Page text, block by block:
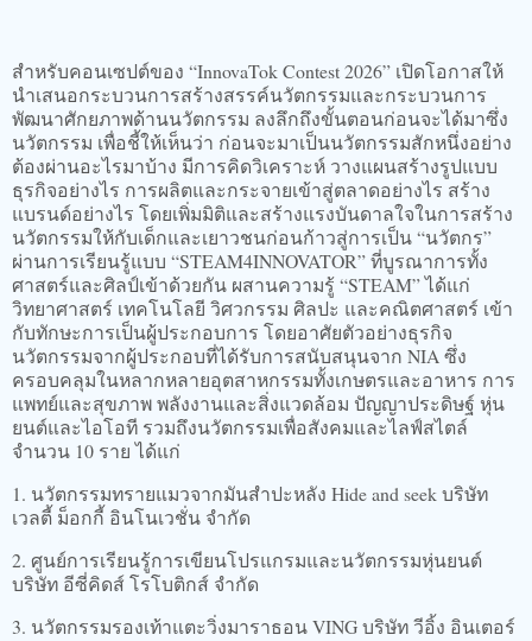
สำหรับคอนเซปต์ของ “InnovaTok Contest 2026” เปิดโอกาสให้
นำเสนอกระบวนการสร้างสรรค์นวัตกรรมและกระบวนการ
พัฒนาศักยภาพด้านนวัตกรรม ลงลึกถึงขั้นตอนก่อนจะได้มาซึ่ง
นวัตกรรม เพื่อชี้ให้เห็นว่า ก่อนจะมาเป็นนวัตกรรมสักหนึ่งอย่าง
ต้องผ่านอะไรมาบ้าง มีการคิดวิเคราะห์ วางแผนสร้างรูปแบบ
ธุรกิจอย่างไร การผลิตและกระจายเข้าสู่ตลาดอย่างไร สร้าง
แบรนด์อย่างไร โดยเพิ่มมิติและสร้างแรงบันดาลใจในการสร้าง
นวัตกรรมให้กับเด็กและเยาวชนก่อนก้าวสู่การเป็น “นวัตกร”
ผ่านการเรียนรู้แบบ “STEAM4INNOVATOR” ที่บูรณาการทั้ง
ศาสตร์และศิลป์เข้าด้วยกัน ผสานความรู้ “STEAM” ได้แก่
วิทยาศาสตร์ เทคโนโลยี วิศวกรรม ศิลปะ และคณิตศาสตร์ เข้า
กับทักษะการเป็นผู้ประกอบการ โดยอาศัยตัวอย่างธุรกิจ
นวัตกรรมจากผู้ประกอบที่ได้รับการสนับสนุนจาก NIA ซึ่ง
ครอบคลุมในหลากหลายอุตสาหกรรมทั้งเกษตรและอาหาร การ
แพทย์และสุขภาพ พลังงานและสิ่งแวดล้อม ปัญญาประดิษฐ์ หุ่น
ยนต์และไอโอที รวมถึงนวัตกรรมเพื่อสังคมและไลฟ์สไตล์
จำนวน 10 ราย ได้แก่
1. นวัตกรรมทรายแมวจากมันสำปะหลัง Hide and seek บริษัท
เวลตี้ ม็อกกี้ อินโนเวชั่น จำกัด
2. ศูนย์การเรียนรู้การเขียนโปรแกรมและนวัตกรรมหุ่นยนต์
บริษัท อีซี่คิดส์ โรโบติกส์ จำกัด
3. นวัตกรรมรองเท้าแตะวิ่งมาราธอน VING บริษัท วีอิ้ง อินเตอร์